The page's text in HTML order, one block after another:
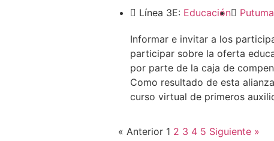
Línea 3E: Educación
Informar e invitar a los
participar sobre la oferta
por parte de la caja de
Como resultado de esta
curso virtual de primeros
« Anterior 1 2 3 4 5 Siguiente »